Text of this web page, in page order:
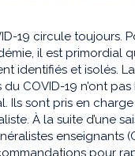
19 circule toujours.
il est primordial
identifiés et isolés.
COVID-19 n’ont
Ils sont pris en
À la suite d’une
enseignants